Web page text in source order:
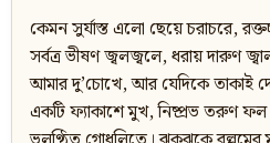
কেমন সুর্যাস্ত এলো ছেয়ে চরাচরে,
সর্বত্র ভীষণ জ্বলজ্বলে, ধরায় দারুণ
আমার দু’চোখে, আর যেদিকে তাকাই
একটি ফ্যাকাশে মুখ, নিষ্প্রভ তরুণ